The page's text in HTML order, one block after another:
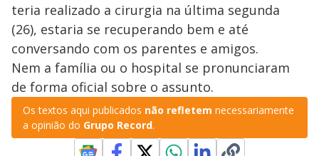
teria realizado a cirurgia na última segunda
(26), estaria se recuperando bem e até
conversando com os parentes e amigos.
Nem a família ou o hospital se pronunciaram
de forma oficial sobre o assunto.
Os textos aqui publicados não refletem necessariamente
a opinião do Grupo Record.